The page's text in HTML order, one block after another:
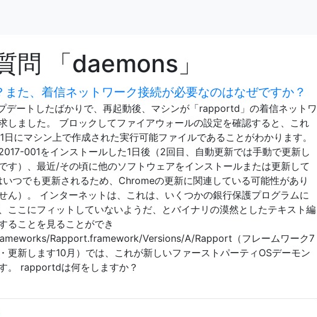
問 「daemons」
た、着信ネットワーク接続が必要なのはなぜですか？
デートしたばかりで、再起動後、マシンが「rapportd」の着信ネットワ
しました。 ブロックしてファイアウォールの設定を確認すると、これ
にマシン上で作成された実行可能ファイルであることがわかります。
001をインストールした1日後（2回目、自動更新では手動で更新し
す）、最近/その頃に他のソフトウェアをインストールまたは更新して
つでも更新されるため、Chromeの更新に関連している可能性があり
ん）。 インターネットは、これは、いくつかの銀行保護プログラムに
ここにフィットしていないようだ、とバイナリの漠然としたテキスト編
ることを見ることができ
Rapport.framework/Versions/A/Rapport（フレームワーク7
更新します10月）では、これが新しいファーストパーティOSデーモン
。 rapportdは何をしますか？